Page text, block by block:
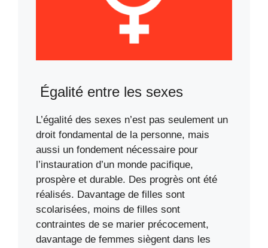
Égalité entre les sexes
L’égalité des sexes n’est pas seulement un
droit fondamental de la personne, mais
aussi un fondement nécessaire pour
l’instauration d’un monde pacifique,
prospère et durable. Des progrès ont été
réalisés. Davantage de filles sont
scolarisées, moins de filles sont
contraintes de se marier précocement,
davantage de femmes siègent dans les